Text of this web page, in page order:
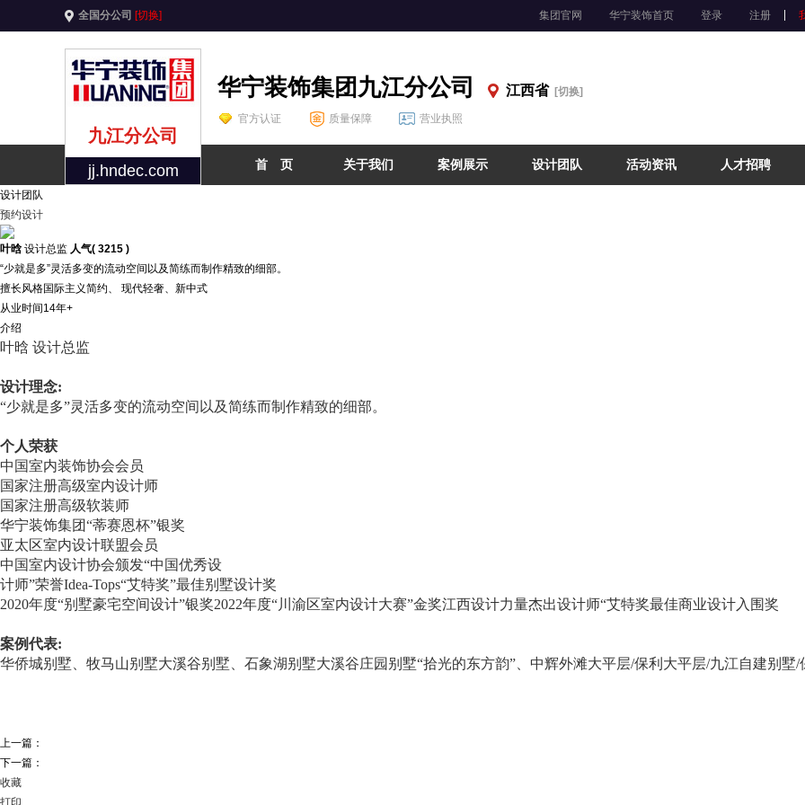
集团官网 华宁装饰首页 登录 注册
全国分公司 [切换]
九江分公司
jj.hndec.com
华宁装饰集团九江分公司 江西省 [切换]
官方认证 质量保障 营业执照
首 页 关于我们 案例展示 设计团队 活动资讯 人才招聘
设计团队
预约设计
叶晗 设计总监 人气( 3215 )
“少就是多”灵活多变的流动空间以及简练而制作精致的细部。
擅长风格国际主义简约、 现代轻奢、新中式
从业时间14年+
介绍
叶晗 设计总监
设计理念:
“少就是多”灵活多变的流动空间以及简练而制作精致的细部。
个人荣获
中国室内装饰协会会员
国家注册高级室内设计师
国家注册高级软装师
华宁装饰集团“蒂赛恩杯”银奖
亚太区室内设计联盟会员
中国室内设计协会颁发“中国优秀设
计师”荣誉Idea-Tops“艾特奖”最佳别墅设计奖
2020年度“别墅豪宅空间设计”银奖2022年度“川渝区室内设计大赛”金奖江西设计力量杰出设计师“艾特奖最佳商业设计入围奖
案例代表:
华侨城别墅、牧马山别墅大溪谷别墅、石象湖别墅大溪谷庄园别墅“拾光的东方韵”、中辉外滩大平层/保利大平层/九江自建别墅
上一篇：
下一篇：
收藏
打印